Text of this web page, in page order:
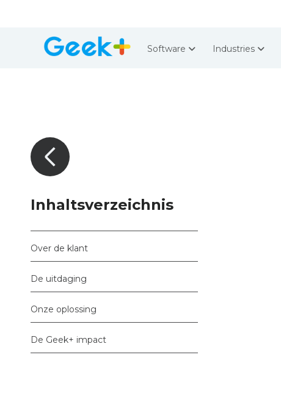
Software Industries
Inhaltsverzeichnis
Over de klant
De uitdaging
Onze oplossing
De Geek+ impact